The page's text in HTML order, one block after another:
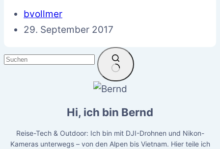
bvollmer
29. September 2017
Hi, ich bin Bernd
Reise-Tech & Outdoor: Ich bin mit DJI-Drohnen und Nikon-
Kameras unterwegs – von den Alpen bis Vietnam. Hier teile ich